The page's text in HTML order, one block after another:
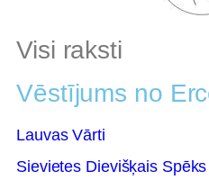
Visi raksti
Vēstījums no
Lauvas Vārti
Sievietes Dievišķais Spēks